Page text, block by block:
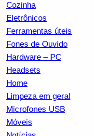
Cozinha
Eletrônicos
Ferramentas úteis
Fones de Ouvido
Hardware – PC
Headsets
Home
Limpeza em geral
Microfones USB
Móveis